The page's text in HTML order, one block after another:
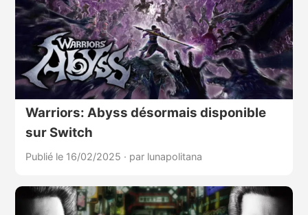
Warriors: Abyss désormais disponible
sur Switch
Publié le 16/02/2025 · par lunapolitana